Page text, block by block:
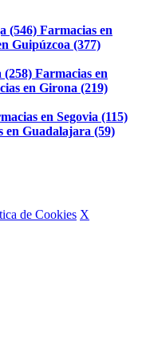
(546) Farmacias en
Guipúzcoa (377)
(258) Farmacias en
en Girona (219)
en Segovia (115)
en Guadalajara (59)
de Cookies X